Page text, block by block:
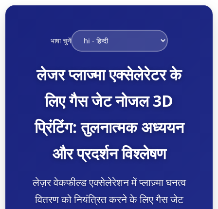
भाषा चुनें
लेजर प्लाज्मा एक्सेलेरेटर के
लिए गैस जेट नोजल 3D
प्रिंटिंग: तुलनात्मक अध्ययन
और प्रदर्शन विश्लेषण
लेज़र वेकफील्ड एक्सेलेरेशन में प्लाज़्मा घनत्व
वितरण को नियंत्रित करने के लिए गैस जेट